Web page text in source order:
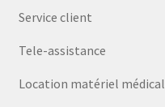
Service client
Tele-assistance
Location matériel médical